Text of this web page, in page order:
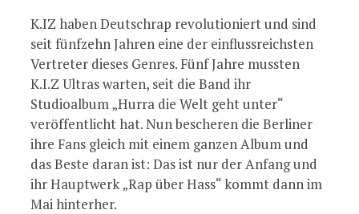
K.IZ haben Deutschrap revolutioniert und sind
seit fünfzehn Jahren eine der einflussreichsten
Vertreter dieses Genres. Fünf Jahre mussten
K.I.Z Ultras warten, seit die Band ihr
Studioalbum „Hurra die Welt geht unter“
veröffentlicht hat. Nun bescheren die Berliner
ihre Fans gleich mit einem ganzen Album und
das Beste daran ist: Das ist nur der Anfang und
ihr Hauptwerk „Rap über Hass“ kommt dann im
Mai hinterher.